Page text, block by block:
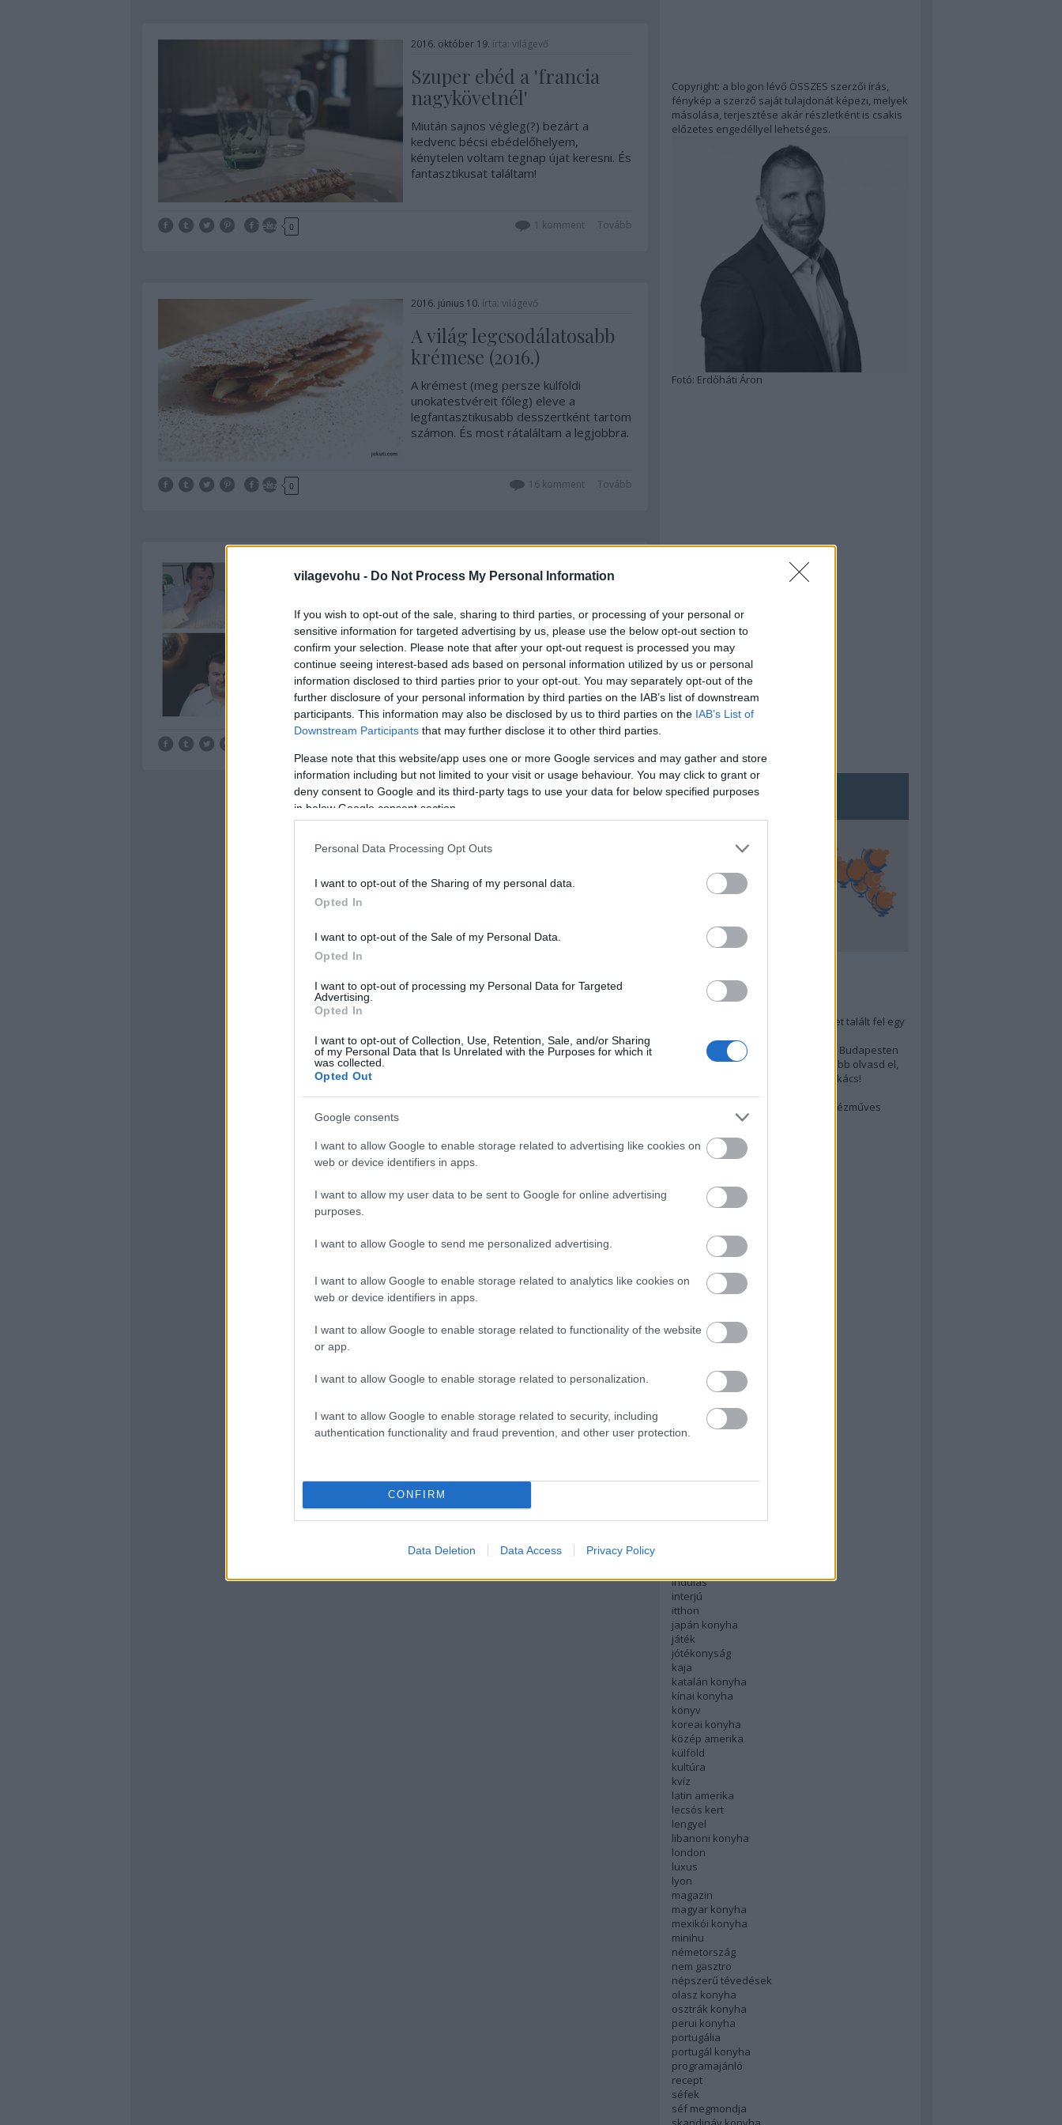
vilagevohu - Do Not Process My Personal Information
If you wish to opt-out of the sale, sharing to third parties, or processing of your personal or
sensitive information for targeted advertising by us, please use the below opt-out section to
confirm your selection. Please note that after your opt-out request is processed you may
continue seeing interest-based ads based on personal information utilized by us or personal
information disclosed to third parties prior to your opt-out. You may separately opt-out of the
further disclosure of your personal information by third parties on the IAB’s list of downstream
participants. This information may also be disclosed by us to third parties on the IAB’s List of
Downstream Participants that may further disclose it to other third parties.
Please note that this website/app uses one or more Google services and may gather and store
information including but not limited to your visit or usage behaviour. You may click to grant or
deny consent to Google and its third-party tags to use your data for below specified purposes
in below Google consent section.
Personal Data Processing Opt Outs
I want to opt-out of the Sharing of my personal data.
Opted In
I want to opt-out of the Sale of my Personal Data.
Opted In
I want to opt-out of processing my Personal Data for Targeted
Advertising.
Opted In
I want to opt-out of Collection, Use, Retention, Sale, and/or Sharing
of my Personal Data that Is Unrelated with the Purposes for which it
was collected.
Opted Out
Google consents
I want to allow Google to enable storage related to advertising like cookies on
web or device identifiers in apps.
I want to allow my user data to be sent to Google for online advertising
purposes.
I want to allow Google to send me personalized advertising.
I want to allow Google to enable storage related to analytics like cookies on
web or device identifiers in apps.
I want to allow Google to enable storage related to functionality of the website
or app.
I want to allow Google to enable storage related to personalization.
I want to allow Google to enable storage related to security, including
authentication functionality and fraud prevention, and other user protection.
CONFIRM
Data Deletion Data Access Privacy Policy
2016. október 19. írta: világevő
Szuper ebéd a 'francia
nagykövetnél'
Miután sajnos végleg(?) bezárt a
kedvenc bécsi ebédelőhelyem,
kénytelen voltam tegnap újat keresni. És
fantasztikusat találtam!
Tetszik 0 Tovább
1 komment
2016. június 10. írta: világevő
A világ legcsodálatosabb
krémese (2016.)
A krémest (meg persze külföldi
unokatestvéreit főleg) eleve a
legfantasztikusabb desszertként tartom
számon. És most rátaláltam a legjobbra.
Tetszik 0 Tovább
16komment
nagyinterjúm Pierre
Hermé-vel
Pierre Hermét talán nem nagyon kell
már bemutatni senkinek sem, aki kicsit is
érdeklődik a desszertek iránt. (Ha
mégis, akkor ide kattints.) Idén végre
összejött, ami eddig még egy magyar
fogadott a világ leghíresebb cukrásza.
És a beígért 30…
Copyright: a blogon lévő ÖSSZES szerzői írás,
fénykép a szerző saját tulajdonát képezi, melyek
másolása, terjesztése akár részletként is csakis
előzetes engedéllyel lehetséges.
Fotó: Erdőháti Áron
TOP5
Annyira menő Budapest-térképet talált fel egy
A 10 legjobb (elérhető árú) ebéd Budapesten
Szakács akarsz lenni? Akkor előbb olvasd el,
mit gondol erről egy magyar szakács!
Budapest rejtett kincsei: orosz kézműves
afrikai konyha
ázsiai konyha
baszk konyha
belgium
bocusedor
bocuse dor
dél amerika
english
északi konyha
francia konyha
holland konyha
indulás
interjú
itthon
japán konyha
játék
jótékonyság
kaja
katalán konyha
kínai konyha
könyv
koreai konyha
közép amerika
külföld
kultúra
kvíz
latin amerika
lecsós kert
lengyel
libanoni konyha
london
luxus
lyon
magazin
magyar konyha
mexikói konyha
minihu
németország
nem gasztro
népszerű tévedések
olasz konyha
osztrák konyha
perui konyha
portugália
portugál konyha
programajánló
recept
séfek
séf megmondja